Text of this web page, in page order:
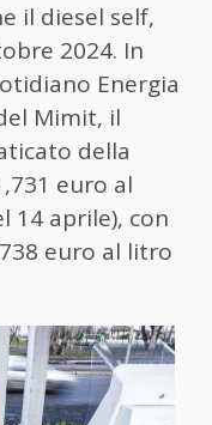
il diesel self,
2024. In
Energia
Mimit, il
della
euro al
14 aprile), con
euro al litro